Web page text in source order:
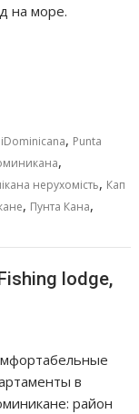
на море.
iDominicana, Punta
,
нерухомість, Кап
, Пунта Кана,
lodge,
в
район